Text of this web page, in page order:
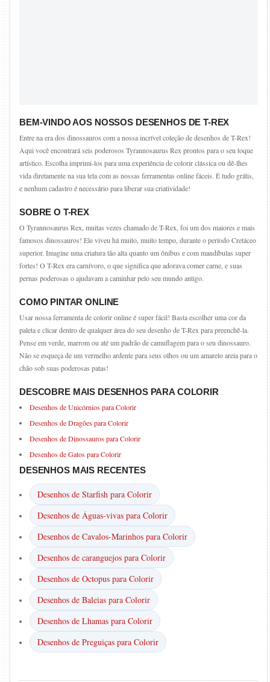
BEM-VINDO AOS NOSSOS DESENHOS DE T-REX
Entre na era dos dinossauros com a nossa incrível coleção de desenhos de T-Rex!
Aqui você encontrará seis poderosos Tyrannosaurus Rex prontos para o seu toque
artístico. Escolha imprimi-los para uma experiência de colorir clássica ou dê-lhes
vida diretamente na sua tela com as nossas ferramentas online fáceis. É tudo grátis,
e nenhum cadastro é necessário para liberar sua criatividade!
SOBRE O T-REX
O Tyrannosaurus Rex, muitas vezes chamado de T-Rex, foi um dos maiores e mais
famosos dinossauros! Ele viveu há muito, muito tempo, durante o período Cretáceo
superior. Imagine uma criatura tão alta quanto um ônibus e com mandíbulas super
fortes! O T-Rex era carnívoro, o que significa que adorava comer carne, e suas
pernas poderosas o ajudavam a caminhar pelo seu mundo antigo.
COMO PINTAR ONLINE
Usar nossa ferramenta de colorir online é super fácil! Basta escolher uma cor da
paleta e clicar dentro de qualquer área do seu desenho de T-Rex para preenchê-la.
Pense em verde, marrom ou até um padrão de camuflagem para o seu dinossauro.
Não se esqueça de um vermelho ardente para seus olhos ou um amarelo areia para o
chão sob suas poderosas patas!
DESCOBRE MAIS DESENHOS PARA COLORIR
Desenhos de Unicórnios para Colorir
Desenhos de Dragões para Colorir
Desenhos de Dinossauros para Colorir
Desenhos de Gatos para Colorir
DESENHOS MAIS RECENTES
Desenhos de Starfish para Colorir
Desenhos de Águas-vivas para Colorir
Desenhos de Cavalos-Marinhos para Colorir
Desenhos de caranguejos para Colorir
Desenhos de Octopus para Colorir
Desenhos de Baleias para Colorir
Desenhos de Lhamas para Colorir
Desenhos de Preguiças para Colorir